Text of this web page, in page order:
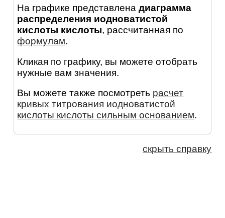
На графике представленадиаграмма
распределения иодноватистой
кислоты кислоты, рассчитанная по
формулам.
Кликая по графику, вы можете отобрать
нужные вам значения.
Вы можете также посмотреть расчет
кривых титрования иодноватистой
кислоты кислоты сильным основанием.
скрыть справку